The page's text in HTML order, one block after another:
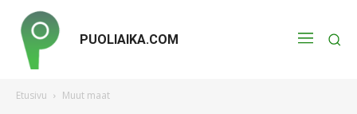
PUOLIAIKA.COM
Etusivu Muut maat